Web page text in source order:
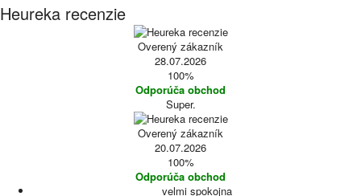
Heureka recenzie
Overený zákazník
28.07.2026
100%
Odporúča obchod
Super.
Overený zákazník
20.07.2026
100%
Odporúča obchod
velmi spokojna